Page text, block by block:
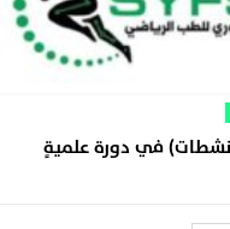
في دورة علميةٍ